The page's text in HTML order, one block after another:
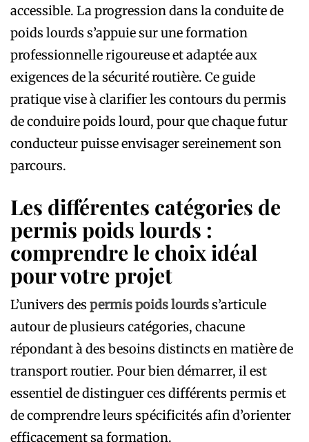
accessible. La progression dans la conduite de
poids lourds s’appuie sur une formation
professionnelle rigoureuse et adaptée aux
exigences de la sécurité routière. Ce guide
pratique vise à clarifier les contours du permis
de conduire poids lourd, pour que chaque futur
conducteur puisse envisager sereinement son
parcours.
Les différentes catégories de
permis poids lourds :
comprendre le choix idéal
pour votre projet
L’univers des permis poids lourdss’articule
autour de plusieurs catégories, chacune
répondant à des besoins distincts en matière de
transport routier. Pour bien démarrer, il est
essentiel de distinguer ces différents permis et
de comprendre leurs spécificités afin d’orienter
efficacement sa formation.